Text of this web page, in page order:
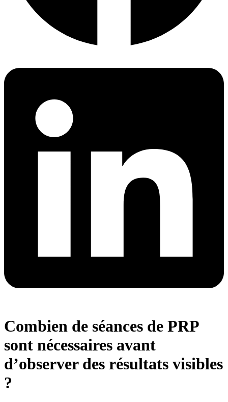
Combien de séances de PRP
sont nécessaires avant
d’observer des résultats visibles
?